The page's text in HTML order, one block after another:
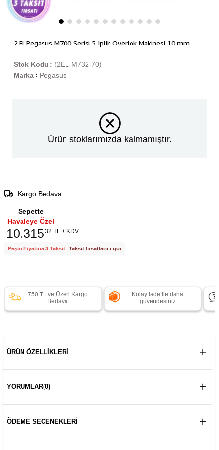
2.El Pegasus M700 Serisi 5 İplik Overlok Makinesi 10 mm
(2EL-M732-70)
Stok Kodu
Marka : Pegasus
Ürün stoklarımızda kalmamıştır.
Kargo Bedava
Sepette
Havaleye Özel
10.315 32 TL + KDV
Peşin Fiyatına 3 Taksit Taksit fırsatlarını gör
750 TL ve Üzeri Kargo
Bedava
Kolay iade ile daha
güvendesiniz
ÜRÜN ÖZELLIKLERI
YORUMLAR(0)
ÖDEME SEÇENEKLERI